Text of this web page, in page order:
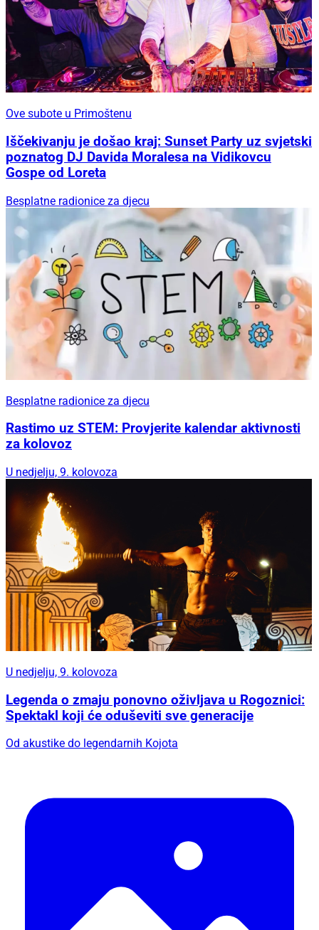
Ove subote u Primoštenu
Iščekivanju je došao kraj: Sunset Party uz svjetski
poznatog DJ Davida Moralesa na Vidikovcu
Gospe od Loreta
Besplatne radionice za djecu
Besplatne radionice za djecu
Rastimo uz STEM: Provjerite kalendar aktivnosti
za kolovoz
U nedjelju, 9. kolovoza
U nedjelju, 9. kolovoza
Legenda o zmaju ponovno oživljava u Rogoznici:
Spektakl koji će oduševiti sve generacije
Od akustike do legendarnih Kojota